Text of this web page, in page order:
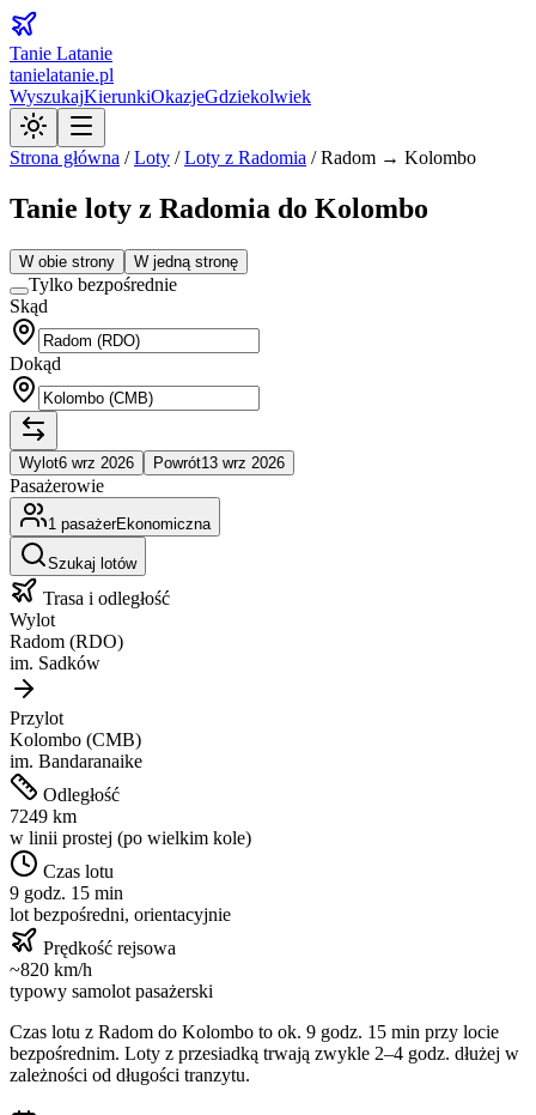
Tanie Latanie
tanielatanie.pl
WyszukajKierunkiOkazjeGdziekolwiek
Strona główna /Loty /Loty z Radomia /Radom → Kolombo
Tanie loty z Radomia do Kolombo
W obie strony W jedną stronę
Tylko bezpośrednie
Skąd
Dokąd
Wylot6 wrz 2026 Powrót13 wrz 2026
Pasażerowie
1 pasażerEkonomiczna
Szukaj lotów
Trasa i odległość
Wylot
Radom (RDO)
im. Sadków
Przylot
Kolombo (CMB)
im. Bandaranaike
Odległość
7249 km
w linii prostej (po wielkim kole)
Czas lotu
9 godz. 15 min
lot bezpośredni, orientacyjnie
Prędkość rejsowa
~820 km/h
typowy samolot pasażerski
Czas lotu z Radom do Kolombo to ok. 9 godz. 15 min przy locie
bezpośrednim. Loty z przesiadką trwają zwykle 2–4 godz. dłużej w
zależności od długości tranzytu.